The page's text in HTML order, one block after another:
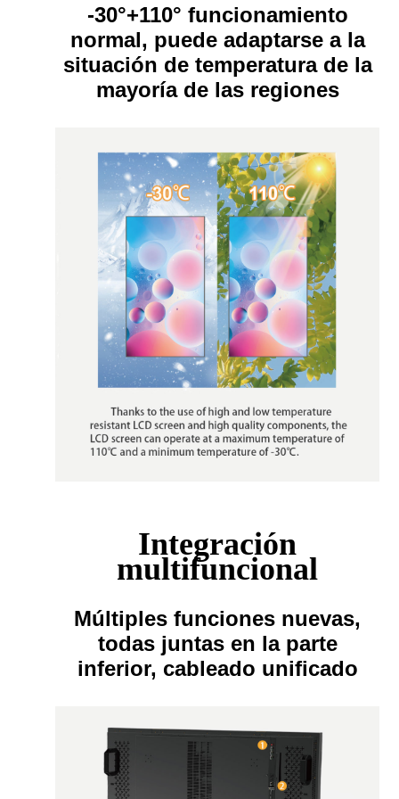
-30°+110° funcionamiento
normal, puede adaptarse a la
situación de temperatura de la
mayoría de las regiones
Integración
multifuncional
Múltiples funciones nuevas,
todas juntas en la parte
inferior, cableado unificado